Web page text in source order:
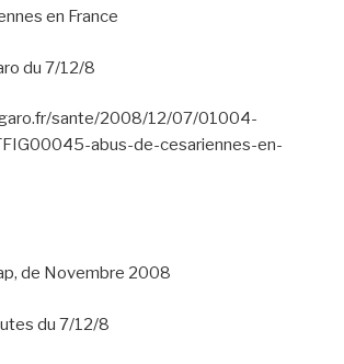
en France
du 7/12/8
sante/2008/12/07/01004-
abus-de-cesariennes-en-
de Novembre 2008
du 7/12/8